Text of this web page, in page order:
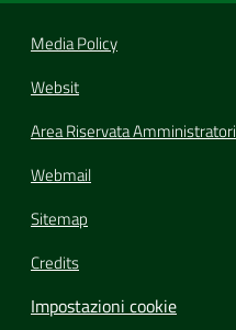
Media Policy
Websit
Area Riservata Amministratori
Webmail
Sitemap
Credits
Impostazioni cookie